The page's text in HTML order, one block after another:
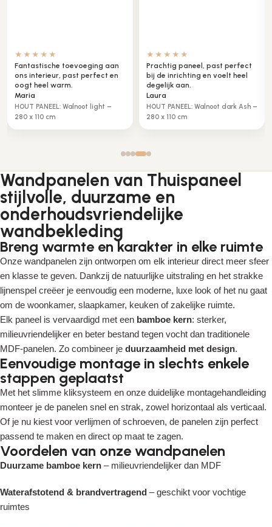
★★★★★
Fantastische toevoeging aan
ons interieur, past perfect en
oogt heel warm.
Maria
HOUT PANEEL: Walnoot light –
280 x 110 cm
★★★★★
Prachtig paneel, past perfect
bij de inrichting en voelt heel
degelijk aan.
Laura
HOUT PANEEL: Walnoot dark Ash –
280 x 110 cm
Wandpanelen van Thuispaneel
stijlvolle, duurzame en
onderhoudsvriendelijke
wandbekleding
Breng warmte en karakter in elke ruimte
Onze wandpanelen zijn ontworpen om elk interieur direct meer sfeer
en klasse te geven. Dankzij de natuurlijke uitstraling en het strakke
lijnenspel creëer je eenvoudig een moderne, luxe look of het nu gaat
om de woonkamer, slaapkamer, keuken of zakelijke ruimte.
Elk paneel is vervaardigd met een bamboe kern: sterker,
milieuvriendelijker en beter bestand tegen vocht dan traditionele
MDF-panelen. Zo combineer je duurzaamheid met design.
Eenvoudige montage in slechts enkele
stappen geplaatst
Read More
Met het slimme kliksysteem en onze duidelijke montagehandleiding
monteer je de panelen snel en strak, zowel horizontaal als verticaal.
Of je nu kiest voor verlijmen of schroeven, de panelen zijn perfect
passend te maken en direct op maat te zagen.
Voordelen van onze wandpanelen
Duurzame bamboe kern – milieuvriendelijker dan MDF
Waterafstotend & brandvertragend – geschikt voor vochtige
ruimtes